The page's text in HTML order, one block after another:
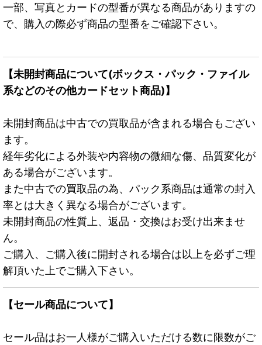
一部、写真とカードの型番が異なる商品がありますの
で、購入の際必ず商品の型番をご確認下さい。
【未開封商品について(ボックス・パック・ファイル
系などのその他カードセット商品)】
未開封商品は中古での買取品が含まれる場合もござい
ます。
経年劣化による外装や内容物の微細な傷、品質変化が
ある場合がございます。
また中古での買取品の為、パック系商品は通常の封入
率とは大きく異なる場合がございます。
未開封商品の性質上、返品・交換はお受け出来ませ
ん。
ご購入、ご購入後に開封される場合は以上を必ずご理
解頂いた上でご購入下さい。
【セール商品について】
セール品はお一人様がご購入いただける数に限数がご